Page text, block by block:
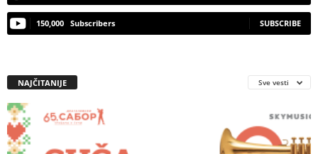
150,000 Subscribers SUBSCRIBE
NAJČITANIJE Sve vesti